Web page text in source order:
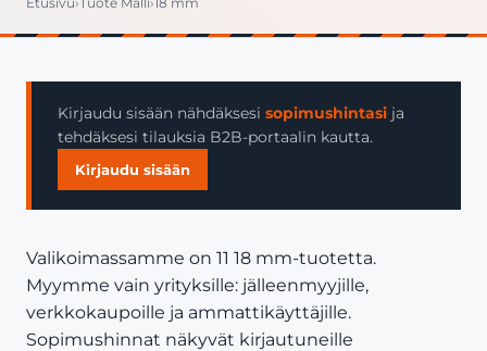
Yritys
Yhteystiedot
Etusivu›Tuote Malli›18 mm
Kirjaudu sisään nähdäksesi sopimushintasi ja
tehdäksesi tilauksia B2B-portaalin kautta.
Kirjaudu sisään
Valikoimassamme on 11 18 mm-tuotetta.
Myymme vain yrityksille: jälleenmyyjille,
verkkokaupoille ja ammattikäyttäjille.
Sopimushinnat näkyvät kirjautuneille